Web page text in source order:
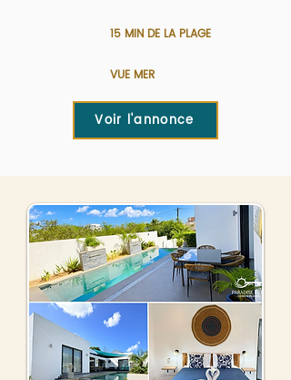
15 MIN DE LA PLAGE
VUE MER
Voir l'annonce